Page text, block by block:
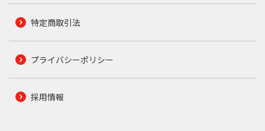
特定商取引法
プライバシーポリシー
採用情報